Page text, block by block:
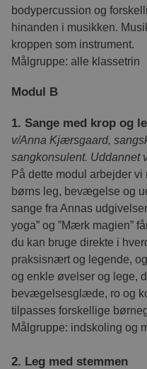
bodypercussion og
hinanden i musikken.
kroppen som instrument.
Målgruppe: alle klassetrin
Modul B
1. Sange med krop og
v/Anna Kjærsgaard,
sangkonsulent. Uddannet
På dette modul arbejder
børns leg, bevægelse og
sange fra Annas
yoga” og ”Mærk magien”
du kan bruge direkte i
praksisnært og legende,
og enkle øvelser og lege,
bevægelsesglæde, ro og
tilpasses forskellige
Målgruppe: indskoling og
2. Leg med stemmen